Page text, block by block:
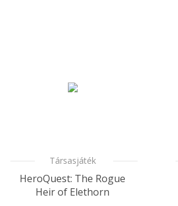
Társasjáték
HeroQuest: The Rogue
Heir of Elethorn